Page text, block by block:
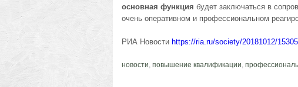
основная функция будет заключаться в
очень оперативном и профессиональном
РИА Новости https://ria.ru/society/20181012/
новости, повышение квалификации,